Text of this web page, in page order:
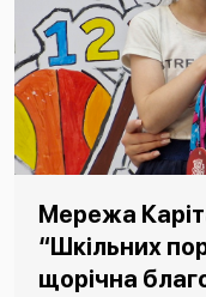
Мережа
“Шкільних
щорічна